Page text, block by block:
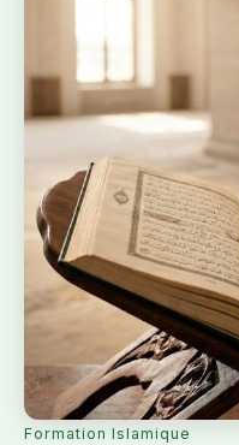
Formation Islamique